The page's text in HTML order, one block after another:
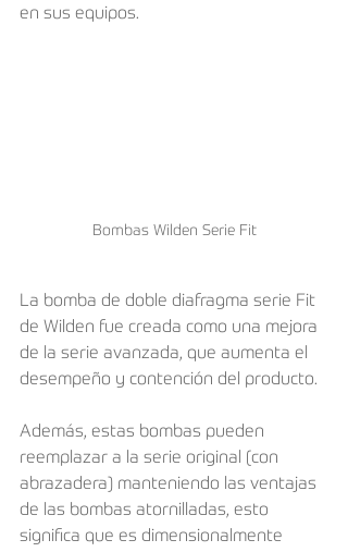
en sus equipos.
Bombas Wilden Serie Fit
La bomba de doble diafragma serie Fit
de Wilden fue creada como una mejora
de la serie avanzada, que aumenta el
desempeño y contención del producto.
Además, estas bombas pueden
reemplazar a la serie original (con
abrazadera) manteniendo las ventajas
de las bombas atornilladas, esto
significa que es dimensionalmente